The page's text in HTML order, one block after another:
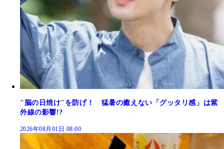
"脳の日焼け"を防げ！ 猛暑の癒えない「グッタリ感」は紫
外線の影響!?
2026年08月01日 08:00